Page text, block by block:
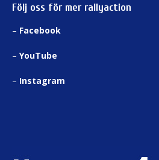
Följ oss för mer rallyaction
– Facebook
– YouTube
– Instagram